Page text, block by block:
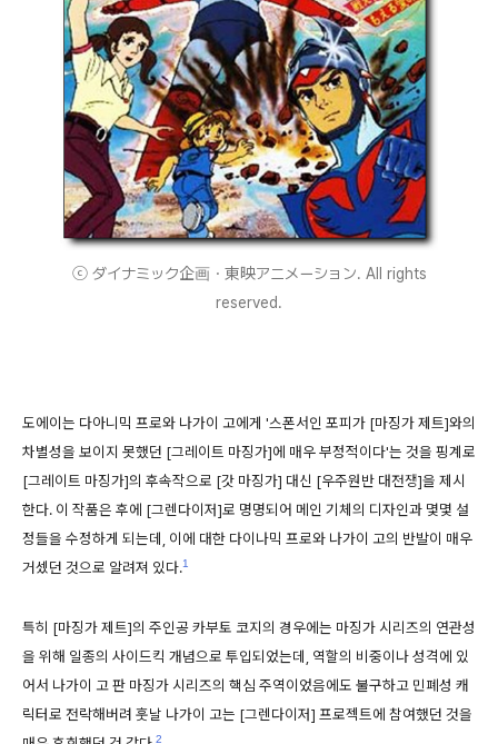
ⓒ ダイナミック企画・東映アニメーション. All rights
reserved.
도에이는 다아니믹 프로와 나가이 고에게 '스폰서인 포피가 [마징가 제트]와의
차별성을 보이지 못했던 [그레이트 마징가]에 매우 부정적이다'는 것을 핑계로
[그레이트 마징가]의 후속작으로 [갓 마징가] 대신 [우주원반 대전쟁]을 제시
한다. 이 작품은 후에 [그렌다이저]로 명명되어 메인 기체의 디자인과 몇몇 설
정들을 수정하게 되는데, 이에 대한 다이나믹 프로와 나가이 고의 반발이 매우
거셌던 것으로 알려져 있다.1
특히 [마징가 제트]의 주인공 카부토 코지의 경우에는 마징가 시리즈의 연관성
을 위해 일종의 사이드킥 개념으로 투입되었는데, 역할의 비중이나 성격에 있
어서 나가이 고 판 마징가 시리즈의 핵심 주역이었음에도 불구하고 민폐성 캐
릭터로 전락해버려 훗날 나가이 고는 [그렌다이저] 프로젝트에 참여했던 것을
2